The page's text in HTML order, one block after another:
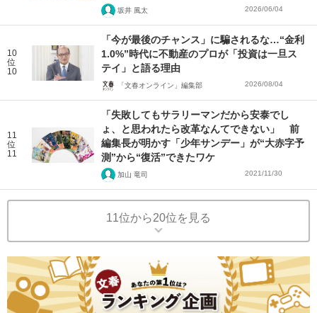
坂井 風太 2026/06/04
10
位
10
「今が最後のチャンス」に騙されるな…“金利
1.0%”時代に不動産のプロが「投資は一旦ス
テイ」と語る理由
「文春オンライン」編集部 2026/08/04
11
位
11
「失敗してもサラリーマンだから安泰でし
ょ、と思われたら改革なんてできない」 前
編集長が明かす「少年サンデー」が“大赤字予
測”から“復活”できたワケ
加山 竜司 2021/11/30
11位から20位を見る